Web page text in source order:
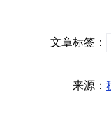
文章标签：
来源：